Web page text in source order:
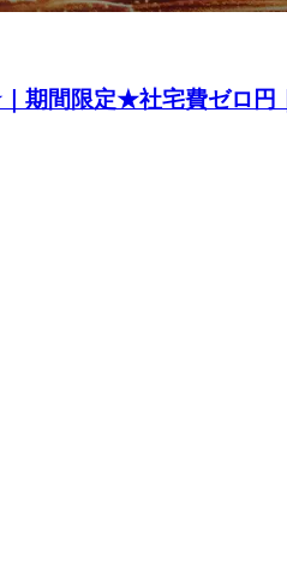
期間限定★社宅費ゼロ